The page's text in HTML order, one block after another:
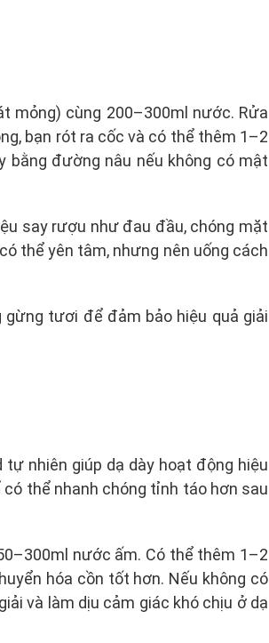
mỏng) cùng 200–300ml nước. Rửa
bạn rót ra cốc và có thể thêm 1–2
bằng đường nâu nếu không có mật
say rượu như đau đầu, chóng mặt
thể yên tâm, nhưng nên uống cách
gừng tươi để đảm bảo hiệu quả giải
nhiên giúp dạ dày hoạt động hiệu
thể nhanh chóng tỉnh táo hơn sau
nước ấm. Có thể thêm 1–2
hóa cồn tốt hơn. Nếu không có
và làm dịu cảm giác khó chịu ở dạ